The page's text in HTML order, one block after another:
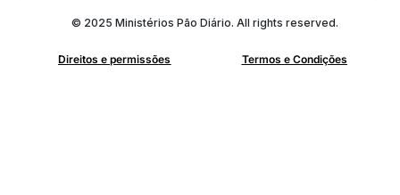
© 2025 Ministérios Pão Diário. All rights reserved.
Direitos e permissões Termos e Condições